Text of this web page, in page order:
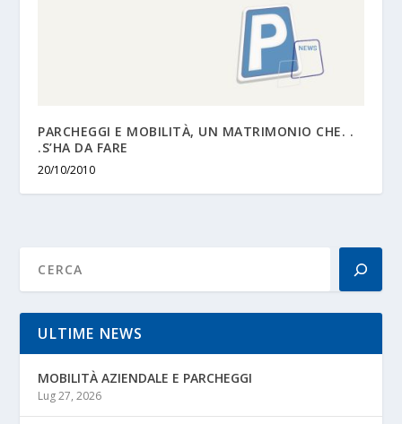
PARCHEGGI E MOBILITÀ, UN MATRIMONIO CHE. .
.S’HA DA FARE
20/10/2010
ULTIME NEWS
MOBILITÀ AZIENDALE E PARCHEGGI
Lug 27, 2026